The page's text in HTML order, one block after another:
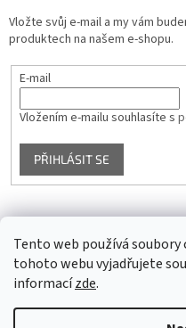
Tento web používá
tohoto webu vyjadřujete
informacízde.
Vložte svůj e-mail a my vám
produktech na našem e-shopu.
E-mail
Vložením e-mailu souhlasíte s
PŘIHLÁSIT SE